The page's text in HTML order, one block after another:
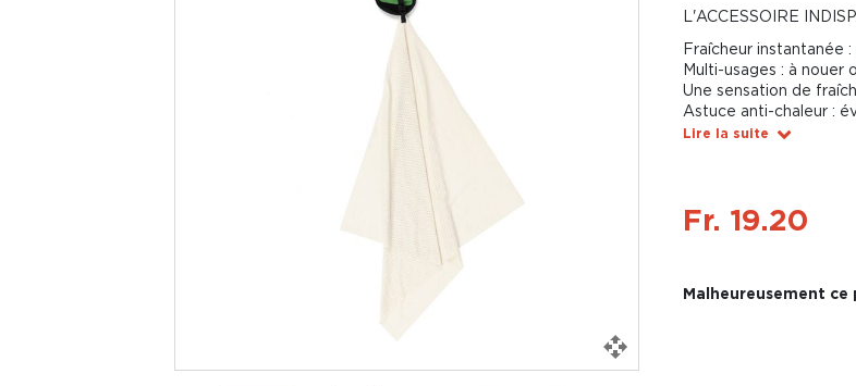
L'ACCESSOIRE
Fraîcheur instantanée
Multi-usages : à nouer
Une sensation de
Astuce anti-chaleur :
Lire la suite
Fr. 19.20
Malheureusement